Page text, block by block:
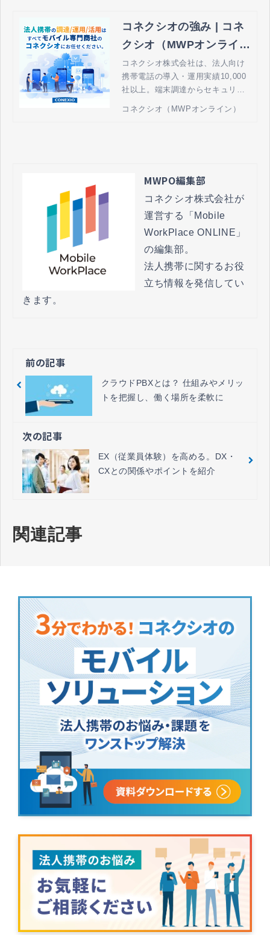
コネクシオの強み | コネ
クシオ（MWPオンライ
ン） - 法人携帯の導入・
運用管理
コネクシオ株式会社は、法人向け
携帯電話の導入・運用実績10,000
社以上。端末調達からセキュリテ
コネクシオ（MWPオンライン）
MWPO編集部
コネクシオ株式会社が
運営する「Mobile
WorkPlace ONLINE」
の編集部。
法人携帯に関するお役
立ち情報を発信してい
きます。
前の記事
クラウドPBXとは？ 仕組みやメリッ
トを把握し、働く場所を柔軟に
次の記事
EX（従業員体験）を高める。DX・
CXとの関係やポイントを紹介
関連記事